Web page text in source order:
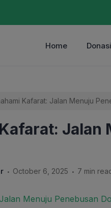
Home Donasi
Kafarat: Jalan Menuju
Jalan
. October 6, 2025 . 7 min